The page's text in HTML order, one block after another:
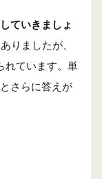
ていきましょ
りましたが、
れています。単
さらに答えが